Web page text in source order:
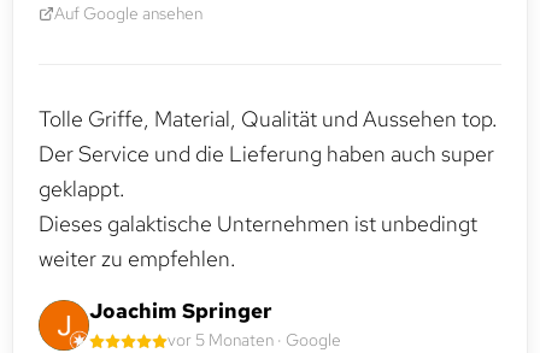
Auf Google ansehen
Tolle Griffe, Material, Qualität und Aussehen top.
Der Service und die Lieferung haben auch super
geklappt.
Dieses galaktische Unternehmen ist unbedingt
weiter zu empfehlen.
Joachim Springer
vor 5 Monaten · Google